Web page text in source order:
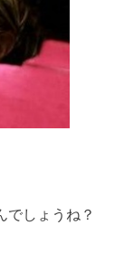
でしょうね？